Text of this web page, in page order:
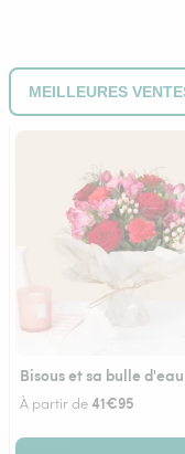
Bisous et sa bulle d'eau
À partir de41€95